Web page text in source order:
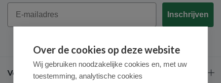
Email
Inschrijven
Veel gestelde vragen
Over de cookies op deze website
Wij gebruiken noodzakelijke cookies en, met uw
toestemming, analytische cookies